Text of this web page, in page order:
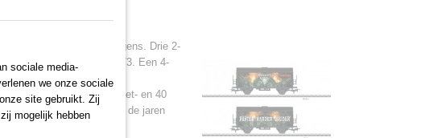
MHI
types containerwagens. Drie 2-
type Lgjs 573. Een 4-
resp. roodbruine
beladen met 20 voet- en 40
rond het midden van de jaren
sociale media-
we onze sociale
site gebruikt. Zij
mogelijk hebben